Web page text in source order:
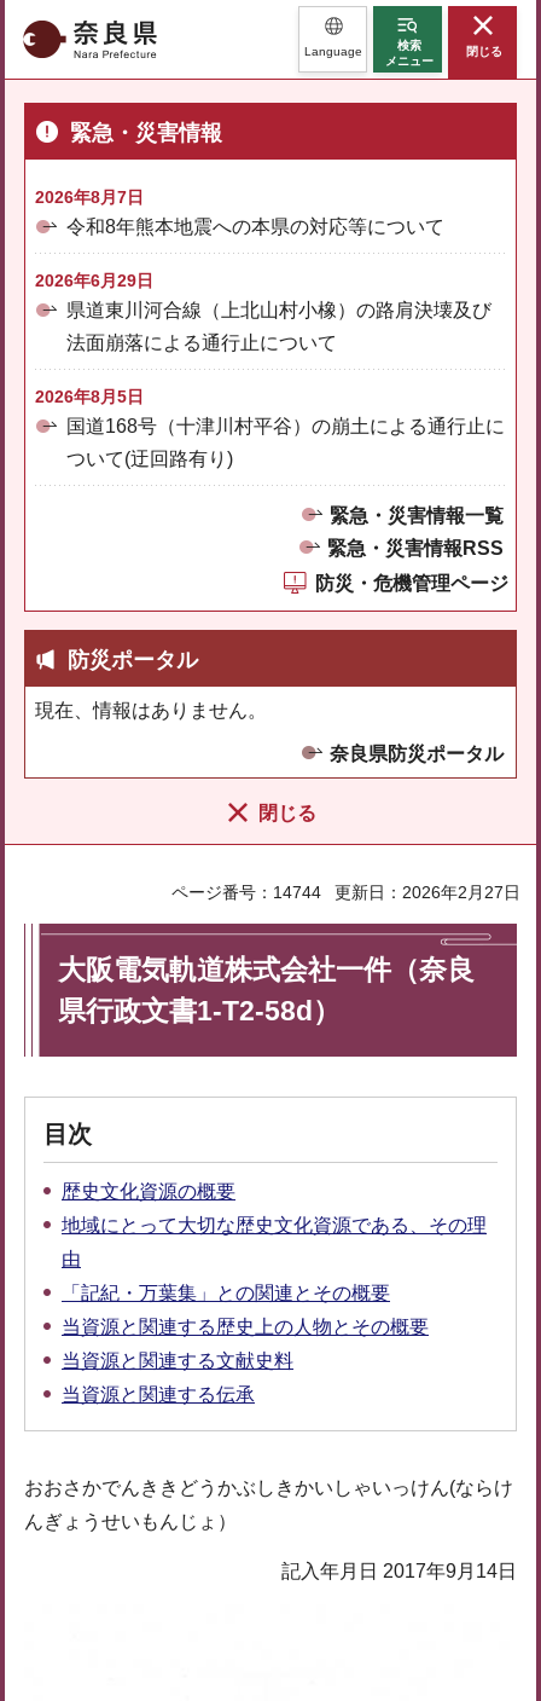
奈良県 Language
検索
メニュー
閉じる
緊急・災害情報
2026年8月7日
令和8年熊本地震への本県の対応等について
2026年6月29日
県道東川河合線（上北山村小橡）の路肩決壊及び
法面崩落による通行止について
2026年8月5日
国道168号（十津川村平谷）の崩土による通行止に
ついて(迂回路有り)
緊急・災害情報一覧
緊急・災害情報RSS
防災・危機管理ページ
防災ポータル
現在、情報はありません。
奈良県防災ポータル
閉じる
ページ番号：14744 更新日：2026年2月27日
大阪電気軌道株式会社一件（奈良
県行政文書1-T2-58d）
目次
歴史文化資源の概要
地域にとって大切な歴史文化資源である、その理
由
「記紀・万葉集」との関連とその概要
当資源と関連する歴史上の人物とその概要
当資源と関連する文献史料
当資源と関連する伝承
おおさかでんききどうかぶしきかいしゃいっけん(ならけ
んぎょうせいもんじょ）
記入年月日 2017年9月14日